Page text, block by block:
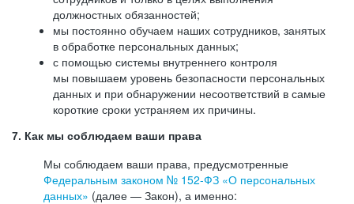
должностных обязанностей;
мы постоянно обучаем наших сотрудников, занятых
в обработке персональных данных;
с помощью системы внутреннего контроля
мы повышаем уровень безопасности персональных
данных и при обнаружении несоответствий в самые
короткие сроки устраняем их причины.
7. Как мы соблюдаем ваши права
Мы соблюдаем ваши права, предусмотренные
Федеральным законом № 152-ФЗ «О персональных
данных» (далее — Закон), а именно: